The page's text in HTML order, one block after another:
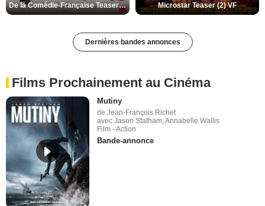
De la Comédie-Française Teaser (3) VF Microstar Teaser (2) VF
Dernières bandes annonces
Films Prochainement au Cinéma
Mutiny
de Jean-François Richet
avec Jason Statham, Annabelle Wallis
Film - Action
Bande-annonce